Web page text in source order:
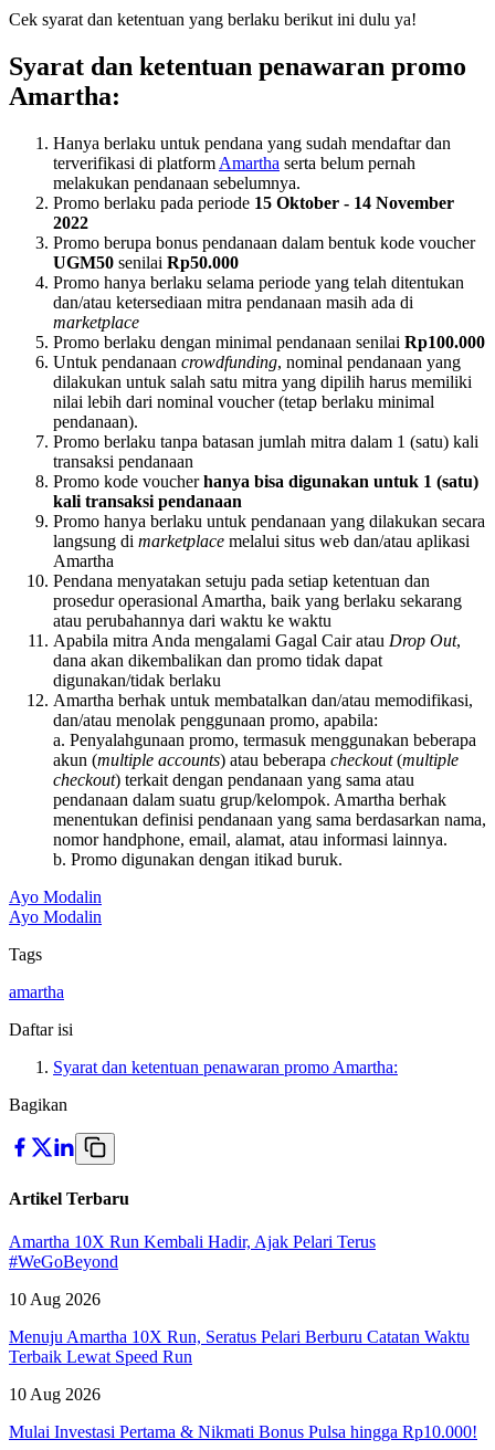
Cek syarat dan ketentuan yang berlaku berikut ini dulu ya!
Syarat dan ketentuan penawaran promo
Amartha:
Hanya berlaku untuk pendana yang sudah mendaftar dan
terverifikasi di platform Amartha serta belum pernah
melakukan pendanaan sebelumnya.
Promo berlaku pada periode 15 Oktober - 14 November
2022
Promo berupa bonus pendanaan dalam bentuk kode voucher
UGM50 senilai Rp50.000
Promo hanya berlaku selama periode yang telah ditentukan
dan/atau ketersediaan mitra pendanaan masih ada di
marketplace
Promo berlaku dengan minimal pendanaan senilai Rp100.000
Untuk pendanaan crowdfunding, nominal pendanaan yang
dilakukan untuk salah satu mitra yang dipilih harus memiliki
nilai lebih dari nominal voucher (tetap berlaku minimal
pendanaan).
Promo berlaku tanpa batasan jumlah mitra dalam 1 (satu) kali
transaksi pendanaan
Promo kode voucherhanya bisa digunakan untuk 1 (satu)
kali transaksi pendanaan
Promo hanya berlaku untuk pendanaan yang dilakukan secara
langsung di marketplace melalui situs web dan/atau aplikasi
Amartha
Pendana menyatakan setuju pada setiap ketentuan dan
prosedur operasional Amartha, baik yang berlaku sekarang
atau perubahannya dari waktu ke waktu
Apabila mitra Anda mengalami Gagal Cair atau Drop Out,
dana akan dikembalikan dan promo tidak dapat
digunakan/tidak berlaku
Amartha berhak untuk membatalkan dan/atau memodifikasi,
dan/atau menolak penggunaan promo, apabila:
a. Penyalahgunaan promo, termasuk menggunakan beberapa
akun (multiple accounts) atau beberapa checkout(multiple
checkout) terkait dengan pendanaan yang sama atau
pendanaan dalam suatu grup/kelompok. Amartha berhak
menentukan definisi pendanaan yang sama berdasarkan nama,
nomor handphone, email, alamat, atau informasi lainnya.
b. Promo digunakan dengan itikad buruk.
Ayo Modalin
Ayo Modalin
Tags
amartha
Daftar isi
Syarat dan ketentuan penawaran promo Amartha:
Bagikan
Artikel Terbaru
Amartha 10X Run Kembali Hadir, Ajak Pelari Terus
#WeGoBeyond
10 Aug 2026
Menuju Amartha 10X Run, Seratus Pelari Berburu Catatan Waktu
Terbaik Lewat Speed Run
10 Aug 2026
Mulai Investasi Pertama & Nikmati Bonus Pulsa hingga Rp10.000!